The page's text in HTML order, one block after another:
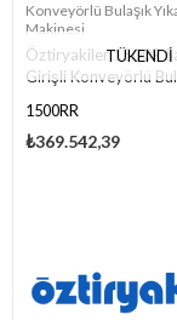
TÜKENDI
Konveyörlü Bulaşık
Makinesi
Öztiryakiler 1500R
Girişli Konveyörlü
1500RR
₺369.542,39